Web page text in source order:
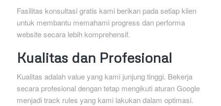
Fasilitas konsultasi gratis kami berikan pada setiap klien
untuk membantu memahami progress dan performa
website secara lebih komprehensif.
Kualitas dan Profesional
Kualitas adalah value yang kami junjung tinggi. Bekerja
secara profesional dengan tetap mengikuti aturan Google
menjadi track rules yang kami lakukan dalam optimasi.